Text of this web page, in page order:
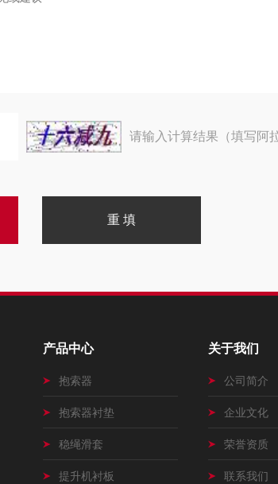
请输入计算结果（填写阿
产品中心
抱索器
抱索器衬垫
稳绳滑套
提升机衬板
关于我们
公司简介
企业文化
荣誉资质
联系我们